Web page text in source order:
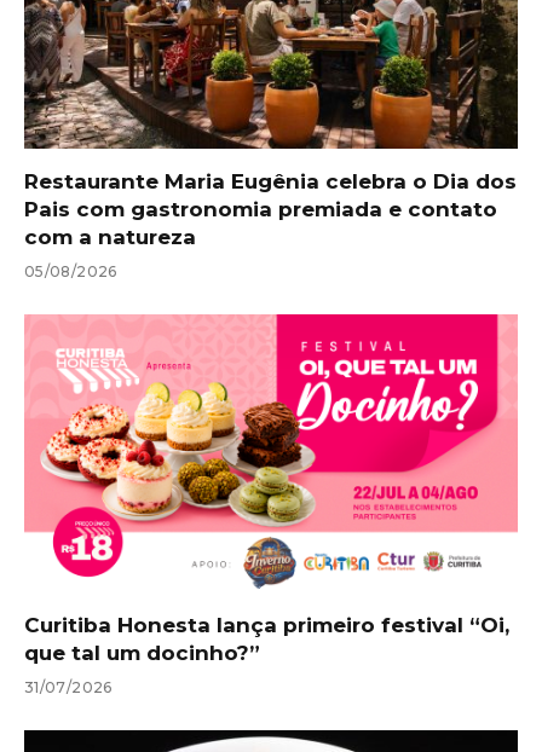
Restaurante Maria Eugênia celebra o Dia dos
Pais com gastronomia premiada e contato
com a natureza
05/08/2026
Curitiba Honesta lança primeiro festival “Oi,
que tal um docinho?”
31/07/2026